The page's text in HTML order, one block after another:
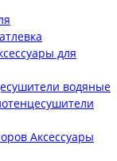
для
водяные
Аксессуары